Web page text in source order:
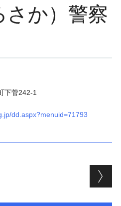
か）警察
菅242-1
dd.aspx?menuid=71793
ション